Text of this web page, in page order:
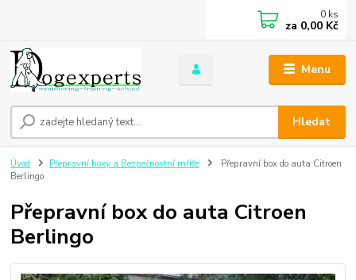
Menu
Hledat
0 ks
za 0,00 Kč
Úvod Přepravní boxy a Bezpečnostní mříže
Přepravní box do auta Citroen
Berlingo
Přepravní box do auta Citroen
Berlingo